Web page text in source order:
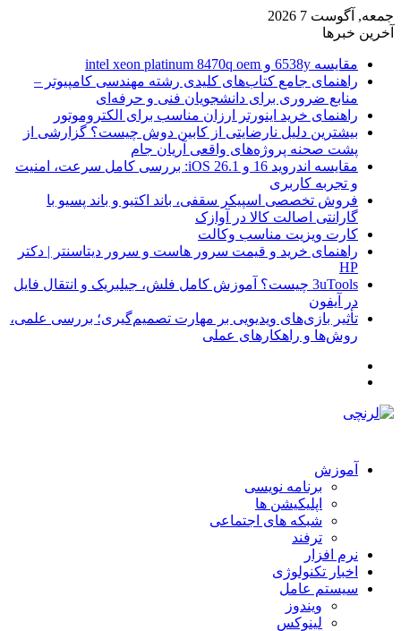
جمعه, آگوست 7 2026
آخرین خبرها
مقایسه 6538y و intel xeon platinum 8470q oem
راهنمای جامع کتاب‌های کلیدی رشته مهندسی کامپیوتر –
منابع ضروری برای دانشجویان فنی و حرفه‌ای
راهنمای خرید اینورتر ارزان مناسب برای الکتروموتور
بیشترین دلیل نارضایتی از کابین دوش چیست؟ گزارشی از
پشت صحنه پروژه‌های واقعی آریان جام
مقایسه اندروید 16 و iOS 26.1: بررسی کامل سرعت، امنیت
و تجربه کاربری
فروش تخصصی اسپیکر سقفی، باند اکتیو و باند پسیو با
گارانتی اصالت کالا در آوازک
کارت ویزیت مناسب وکالت
راهنمای خرید و قیمت سرور هاست و سرور دیتاسنتر | دکتر
HP
3uTools چیست؟ آموزش کامل فلش، جیلبریک و انتقال فایل
در آیفون
تأثیر بازی‌های ویدیویی بر مهارت تصمیم‌گیری؛ بررسی علمی،
روش‌ها و راهکارهای عملی
آموزش
برنامه نویسی
اپلیکیشن ها
شبکه های اجتماعی
ترفند
نرم افزار
اخبار تکنولوژی
سیستم عامل
ویندوز
لینوکس